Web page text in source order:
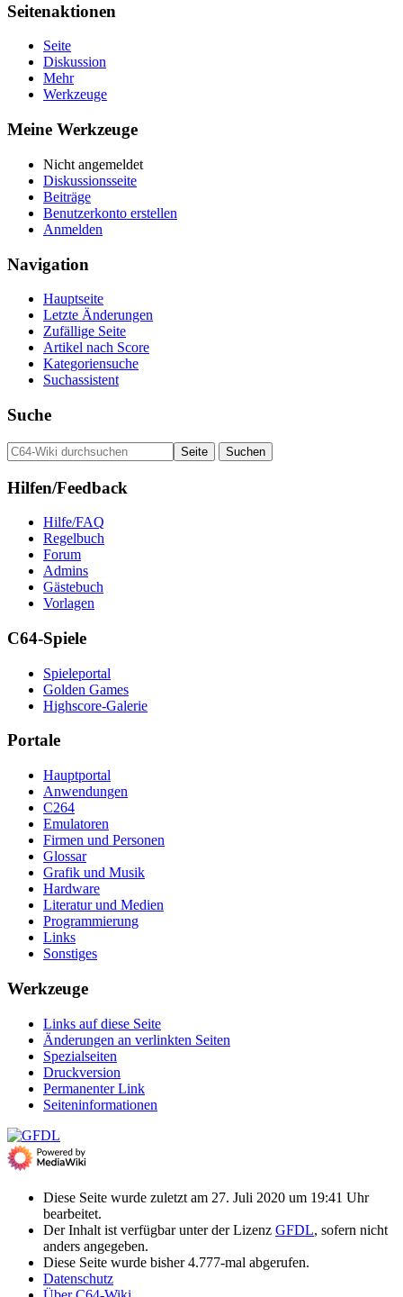
Seitenaktionen
Seite
Diskussion
Mehr
Werkzeuge
Meine Werkzeuge
Nicht angemeldet
Diskussionsseite
Beiträge
Benutzerkonto erstellen
Anmelden
Navigation
Hauptseite
Letzte Änderungen
Zufällige Seite
Artikel nach Score
Kategoriensuche
Suchassistent
Suche
Hilfen/Feedback
Hilfe/FAQ
Regelbuch
Forum
Admins
Gästebuch
Vorlagen
C64-Spiele
Spieleportal
Golden Games
Highscore-Galerie
Portale
Hauptportal
Anwendungen
C264
Emulatoren
Firmen und Personen
Glossar
Grafik und Musik
Hardware
Literatur und Medien
Programmierung
Links
Sonstiges
Werkzeuge
Links auf diese Seite
Änderungen an verlinkten Seiten
Spezialseiten
Druckversion
Permanenter Link
Seiten­­informationen
Diese Seite wurde zuletzt am 27. Juli 2020 um 19:41 Uhr
bearbeitet.
Der Inhalt ist verfügbar unter der Lizenz GFDL, sofern nicht
anders angegeben.
Diese Seite wurde bisher 4.777-mal abgerufen.
Datenschutz